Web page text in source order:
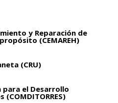
y Reparación de
(CEMAREH)
(CRU)
para el Desarrollo